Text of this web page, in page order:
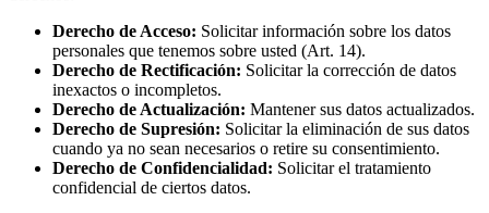
Derecho de Acceso: Solicitar información sobre los datos
personales que tenemos sobre usted (Art. 14).
Derecho de Rectificación: Solicitar la corrección de datos
inexactos o incompletos.
Derecho de Actualización: Mantener sus datos actualizados.
Derecho de Supresión: Solicitar la eliminación de sus datos
cuando ya no sean necesarios o retire su consentimiento.
Derecho de Confidencialidad: Solicitar el tratamiento
confidencial de ciertos datos.